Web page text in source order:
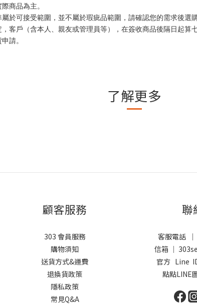
商品為主。
可接受範圍，並不屬於瑕疵品範圍，請確認您的需求後選購
戶（含本人、親友或管理員等），在簽收商品後隔日起算
請。
了解更多
顧客服務
303 會員服務
購物須知
送貨方式&運費
退換貨政策
隱私政策
常見Q&A
聯
客服電話
信箱 ｜
官方 Line
點點LINE